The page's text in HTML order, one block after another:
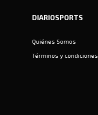
DIARIOSPORTS
Quiénes Somos
Términos y condiciones